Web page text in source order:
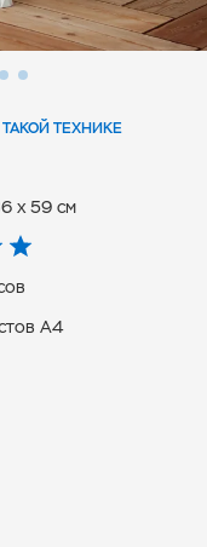
ТЕХНИКЕ
x 59 см
А4